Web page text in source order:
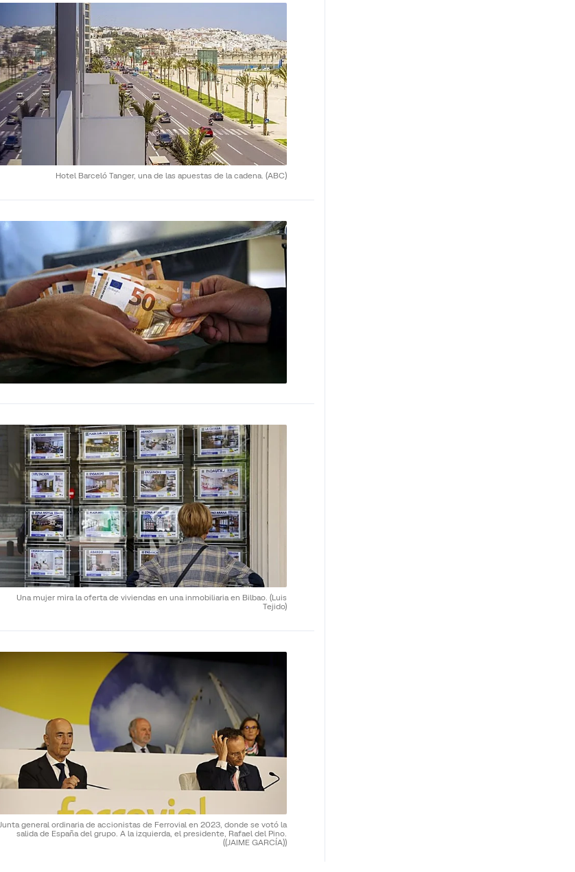
Hotel Barceló Tanger, una de las apuestas de la cadena. (ABC)
Una mujer mira la oferta de viviendas en una inmobiliaria en Bilbao. (Luis
Tejido)
Junta general ordinaria de accionistas de Ferrovial en 2023, donde se votó la
salida de España del grupo. A la izquierda, el presidente, Rafael del Pino.
((JAIME GARCÍA))